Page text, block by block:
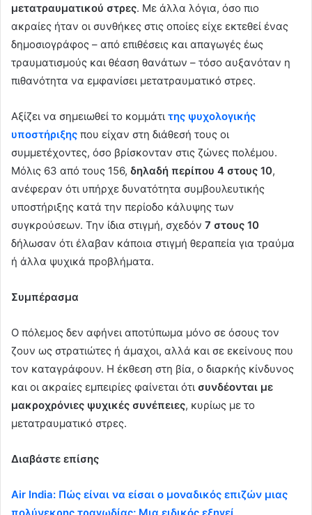
μετατραυματικού στρες. Με άλλα λόγια, όσο πιο
ακραίες ήταν οι συνθήκες στις οποίες είχε εκτεθεί ένας
δημοσιογράφος – από επιθέσεις και απαγωγές έως
τραυματισμούς και θέαση θανάτων – τόσο αυξανόταν η
πιθανότητα να εμφανίσει μετατραυματικό στρες.
Αξίζει να σημειωθεί το κομμάτι της ψυχολογικής
υποστήριξης που είχαν στη διάθεσή τους οι
συμμετέχοντες, όσο βρίσκονταν στις ζώνες πολέμου.
Μόλις 63 από τους 156, δηλαδή περίπου 4 στους 10,
ανέφεραν ότι υπήρχε δυνατότητα συμβουλευτικής
υποστήριξης κατά την περίοδο κάλυψης των
συγκρούσεων. Την ίδια στιγμή, σχεδόν 7 στους 10
δήλωσαν ότι έλαβαν κάποια στιγμή θεραπεία για τραύμα
ή άλλα ψυχικά προβλήματα.
Συμπέρασμα
Ο πόλεμος δεν αφήνει αποτύπωμα μόνο σε όσους τον
ζουν ως στρατιώτες ή άμαχοι, αλλά και σε εκείνους που
τον καταγράφουν. Η έκθεση στη βία, ο διαρκής κίνδυνος
και οι ακραίες εμπειρίες φαίνεται ότι συνδέονται με
μακροχρόνιες ψυχικές συνέπειες, κυρίως με το
μετατραυματικό στρες.
Διαβάστε επίσης
Air India: Πώς είναι να είσαι ο μοναδικός επιζών μιας